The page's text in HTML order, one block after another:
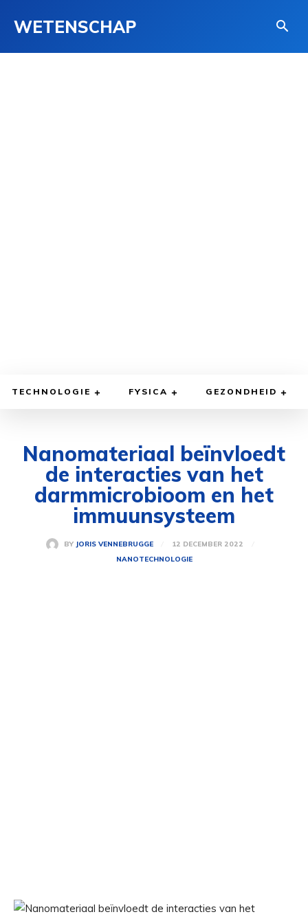
WETENSCHAP
TECHNOLOGIE FYSICA GEZONDHEID
Nanomateriaal beïnvloedt
de interacties van het
darmmicrobioom en het
immuunsysteem
BY JORIS VENNEBRUGGE
12 DECEMBER 2022
NANOTECHNOLOGIE